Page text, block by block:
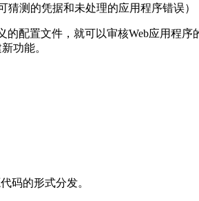
测的凭据和未处理的应用程序错误）
配置文件，就可以审核Web应用程
功能。
码的形式分发。